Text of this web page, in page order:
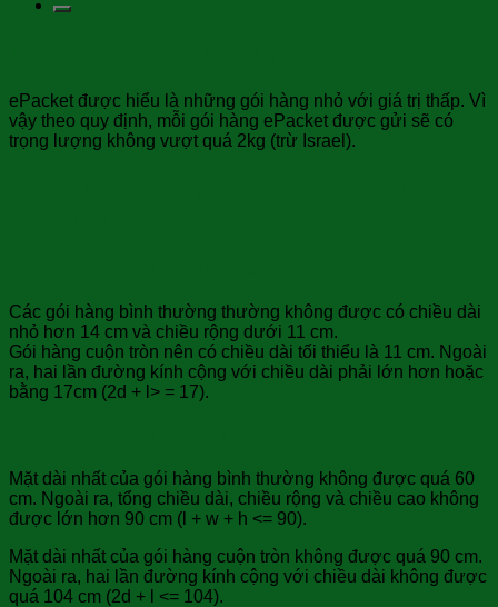
ePacket được hiểu là những gói hàng nhỏ với giá trị thấp. Vì
vậy theo quy định, mỗi gói hàng ePacket được gửi sẽ có
trọng lượng không vượt quá 2kg (trừ Israel).
Các gói hàng bình thường thường không được có chiều dài
nhỏ hơn 14 cm và chiều rộng dưới 11 cm.
Gói hàng cuộn tròn nên có chiều dài tối thiểu là 11 cm. Ngoài
ra, hai lần đường kính cộng với chiều dài phải lớn hơn hoặc
bằng 17cm (2d + l> = 17).
Mặt dài nhất của gói hàng bình thường không được quá 60
cm. Ngoài ra, tổng chiều dài, chiều rộng và chiều cao không
được lớn hơn 90 cm (l + w + h <= 90).
Mặt dài nhất của gói hàng cuộn tròn không được quá 90 cm.
Ngoài ra, hai lần đường kính cộng với chiều dài không được
quá 104 cm (2d + l <= 104).